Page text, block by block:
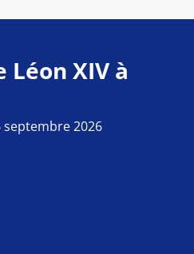
Léon XIV à
2026